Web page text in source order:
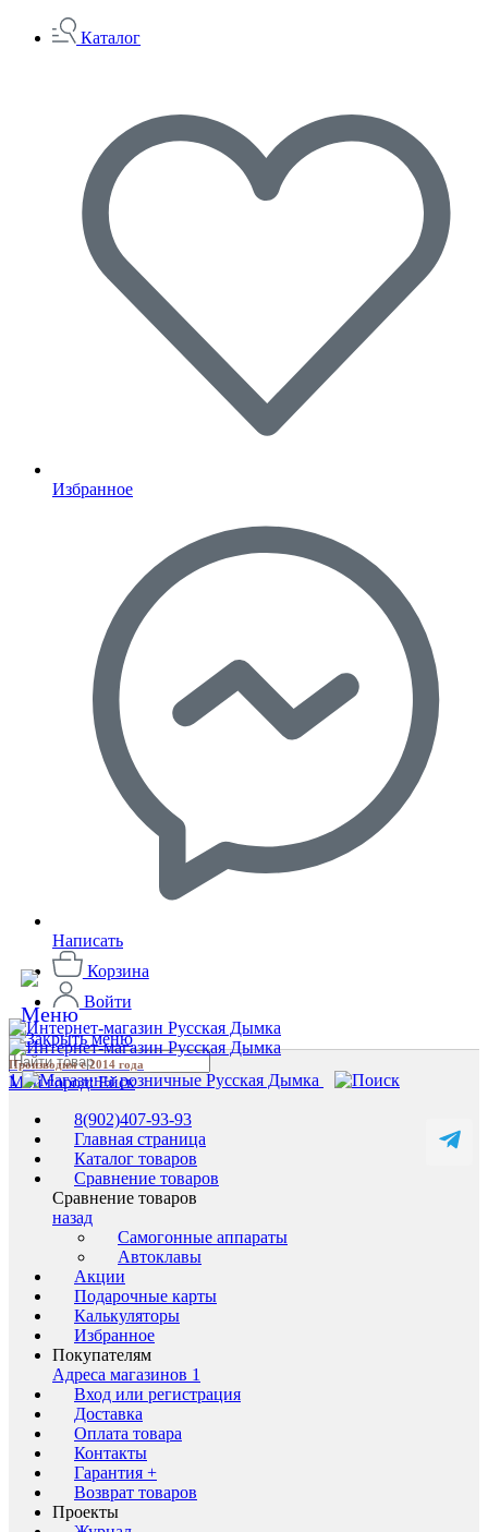
Каталог
Избранное
Написать
Корзина
Войти
Производим с 2014 года
1
Мой город:Ейск
8(902)407-93-93
Главная страница
Каталог товаров
Сравнение товаров
Сравнение товаров
назад
Самогонные аппараты
Автоклавы
Акции
Подарочные карты
Калькуляторы
Избранное
Покупателям
Адреса магазинов 1
Вход или регистрация
Доставка
Оплата товара
Контакты
Гарантия +
Возврат товаров
Проекты